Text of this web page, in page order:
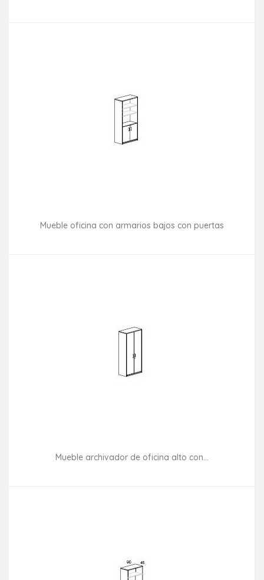
Mueble oficina con armarios bajos con puertas
Mueble archivador de oficina alto con...